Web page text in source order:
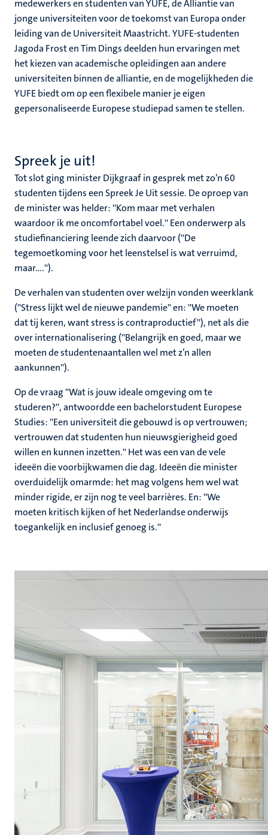
medewerkers en studenten van YUFE, de Alliantie van
jonge universiteiten voor de toekomst van Europa onder
leiding van de Universiteit Maastricht. YUFE-studenten
Jagoda Frost en Tim Dings deelden hun ervaringen met
het kiezen van academische opleidingen aan andere
universiteiten binnen de alliantie, en de mogelijkheden die
YUFE biedt om op een flexibele manier je eigen
gepersonaliseerde Europese studiepad samen te stellen.
Spreek je uit!
Tot slot ging minister Dijkgraaf in gesprek met zo’n 60
studenten tijdens een Spreek Je Uit sessie. De oproep van
de minister was helder: ''Kom maar met verhalen
waardoor ik me oncomfortabel voel.'' Een onderwerp als
studiefinanciering leende zich daarvoor (''De
tegemoetkoming voor het leenstelsel is wat verruimd,
maar….'').
De verhalen van studenten over welzijn vonden weerklank
(''Stress lijkt wel de nieuwe pandemie'' en: ''We moeten
dat tij keren, want stress is contraproductief''), net als die
over internationalisering (''Belangrijk en goed, maar we
moeten de studentenaantallen wel met z’n allen
aankunnen'').
Op de vraag ''Wat is jouw ideale omgeving om te
studeren?'', antwoordde een bachelorstudent Europese
Studies: ''Een universiteit die gebouwd is op vertrouwen;
vertrouwen dat studenten hun nieuwsgierigheid goed
willen en kunnen inzetten.'' Het was een van de vele
ideeën die voorbijkwamen die dag. Ideeën die minister
overduidelijk omarmde: het mag volgens hem wel wat
minder rigide, er zijn nog te veel barrières. En: ''We
moeten kritisch kijken of het Nederlandse onderwijs
toegankelijk en inclusief genoeg is.''